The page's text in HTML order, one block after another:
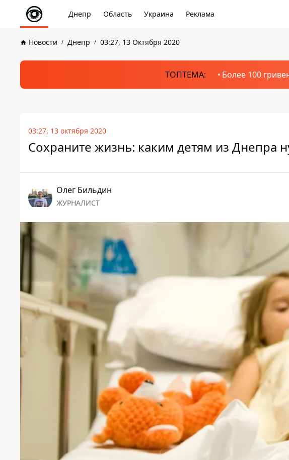
Днепр Область Украина Реклама
Новости Днепр 03:27, 13 Октября 2020
ТОПТЕМА: Более 100
03:27, 13 октября 2020
Сохраните жизнь: каким детям из Днепра
Олег Бильдин
ЖУРНАЛИСТ